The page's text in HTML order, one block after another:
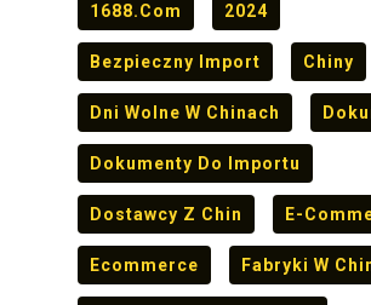
1688.com 2024
Bezpieczny Import Chiny
Dni Wolne W Chinach
Dokumenty Do Importu
Dostawcy Z Chin E-
Ecommerce Fabryki W